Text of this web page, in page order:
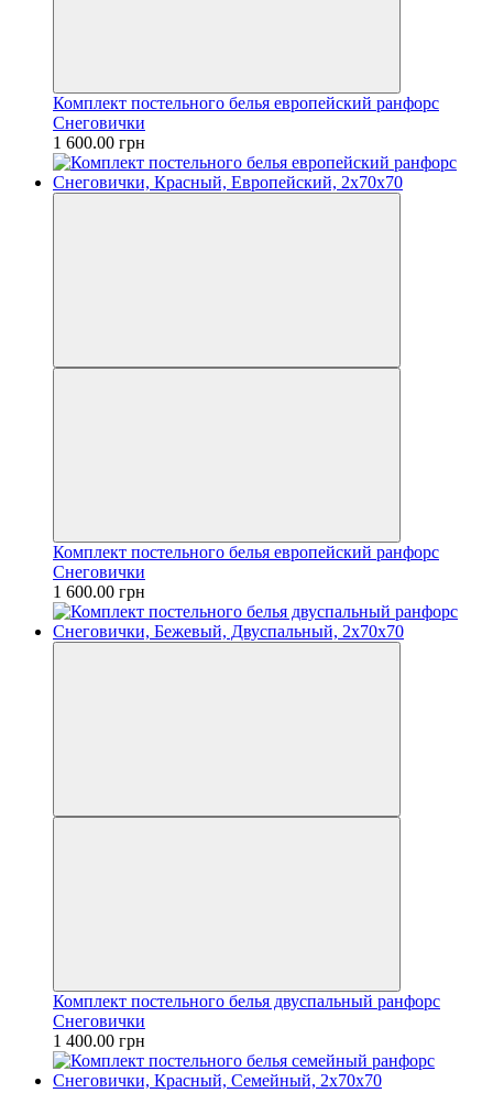
Комплект постельного белья европейский ранфорс
Снеговички
1 600.00 грн
Комплект постельного белья европейский ранфорс
Снеговички
1 600.00 грн
Комплект постельного белья двуспальный ранфорс
Снеговички
1 400.00 грн